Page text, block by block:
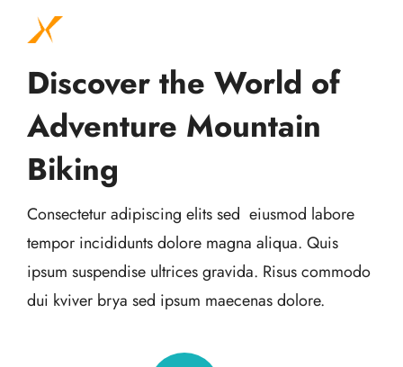
Nosotros
TIENDA ONLINE
Blog
Discover the World of
Adventure Mountain
Biking
Consectetur adipiscing elits sed eiusmod labore
tempor incididunts dolore magna aliqua. Quis
ipsum suspendise ultrices gravida. Risus commodo
dui kviver brya sed ipsum maecenas dolore.